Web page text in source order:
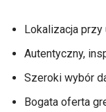
Lokalizacja przy
Autentyczny,
Szeroki wybór
Bogata oferta